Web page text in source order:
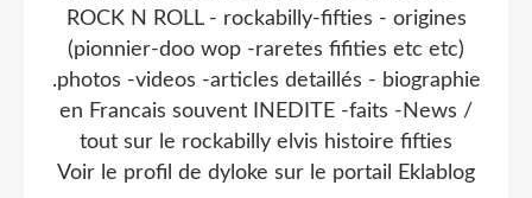
ROCK N ROLL - rockabilly-fifties - origines
(pionnier-doo wop -raretes fifities etc etc)
.photos -videos -articles detaillés - biographie
en Francais souvent INEDITE -faits -News /
tout sur le rockabilly elvis histoire fifties
Voir le profil de dyloke sur le portail Eklablog